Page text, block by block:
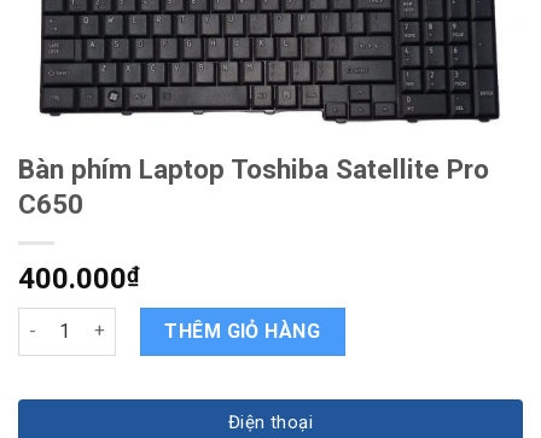
Bàn phím Laptop Toshiba Satellite Pro
C650
400.000₫
Bàn phím Laptop Toshiba Satellite Pro C650 quantity
THÊM GIỎ HÀNG
Điện thoại